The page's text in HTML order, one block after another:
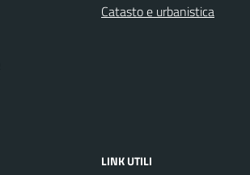
Catasto e urbanistica
LINK UTILI